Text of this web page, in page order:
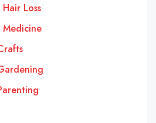
Loss
Medicine